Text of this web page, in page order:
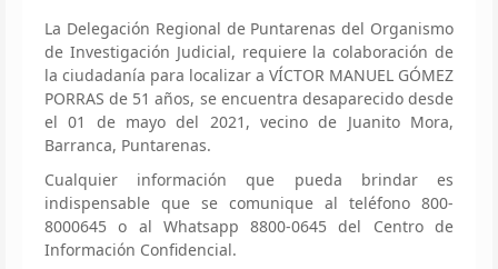
La Delegación Regional de Puntarenas del Organismo
de Investigación Judicial, requiere la colaboración de
la ciudadanía para localizar a VÍCTOR MANUEL GÓMEZ
PORRAS de 51 años, se encuentra desaparecido desde
el 01 de mayo del 2021, vecino de Juanito Mora,
Barranca, Puntarenas.
Cualquier información que pueda brindar es
indispensable que se comunique al teléfono 800-
8000645 o al Whatsapp 8800-0645 del Centro de
Información Confidencial.